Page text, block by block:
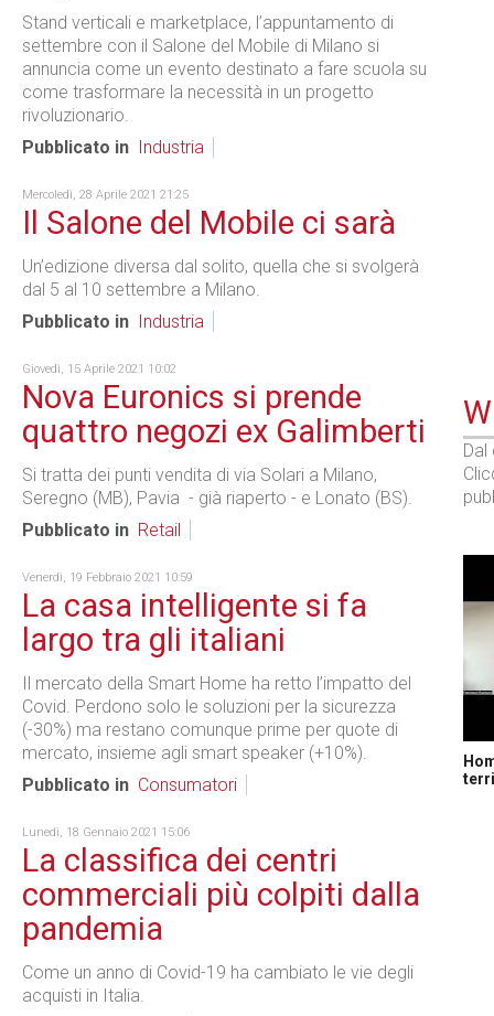
Stand verticali e marketplace, l’appuntamento di
settembre con il Salone del Mobile di Milano si
annuncia come un evento destinato a fare scuola su
come trasformare la necessità in un progetto
rivoluzionario.
Pubblicato in
Industria
Mercoledì, 28 Aprile 2021 21:25
Il Salone del Mobile ci sarà
Un’edizione diversa dal solito, quella che si svolgerà
dal 5 al 10 settembre a Milano.
Pubblicato in
Industria
Giovedì, 15 Aprile 2021 10:02
Nova Euronics si prende
quattro negozi ex Galimberti
Si tratta dei punti vendita di via Solari a Milano,
Seregno (MB), Pavia - già riaperto - e Lonato (BS).
Pubblicato in Retail
Venerdì, 19 Febbraio 2021 10:59
La casa intelligente si fa
largo tra gli italiani
Il mercato della Smart Home ha retto l’impatto del
Covid. Perdono solo le soluzioni per la sicurezza
(-30%) ma restano comunque prime per quote di
mercato, insieme agli smart speaker (+10%).
Pubblicato in Consumatori
Lunedì, 18 Gennaio 2021 15:06
La classifica dei centri
commerciali più colpiti dalla
pandemia
Come un anno di Covid-19 ha cambiato le vie degli
acquisti in Italia.